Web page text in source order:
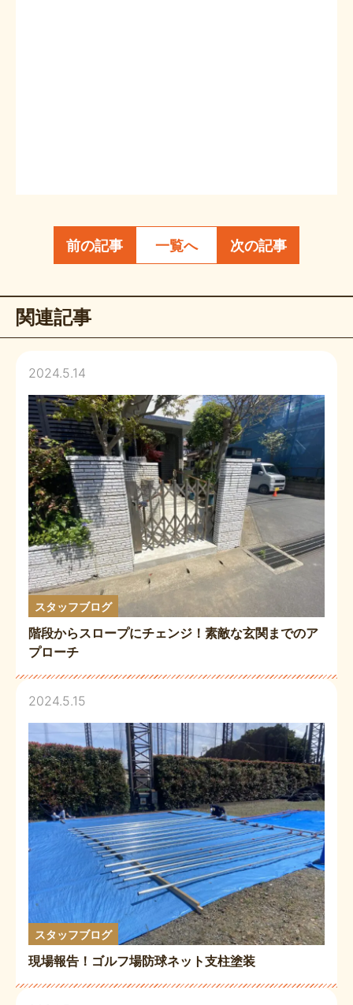
前の記事 一覧へ 次の記事
関連記事
2024.5.14
スタッフブログ
階段からスロープにチェンジ！素敵な玄関までのア
プローチ
2024.5.15
スタッフブログ
現場報告！ゴルフ場防球ネット支柱塗装